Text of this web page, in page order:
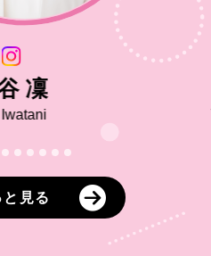
凜
と見る